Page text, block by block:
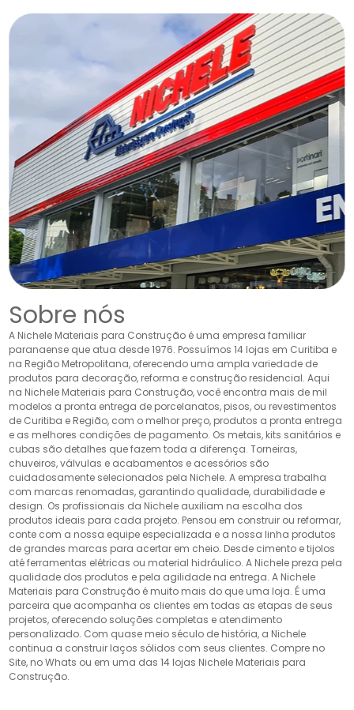
Sobre nós
A Nichele Materiais para Construção é uma empresa familiar
paranaense que atua desde 1976. Possuímos 14 lojas em Curitiba e
na Região Metropolitana, oferecendo uma ampla variedade de
produtos para decoração, reforma e construção residencial. Aqui
na Nichele Materiais para Construção, você encontra mais de mil
modelos a pronta entrega de porcelanatos, pisos, ou revestimentos
de Curitiba e Região, com o melhor preço, produtos a pronta entrega
e as melhores condições de pagamento. Os metais, kits sanitários e
cubas são detalhes que fazem toda a diferença. Torneiras,
chuveiros, válvulas e acabamentos e acessórios são
cuidadosamente selecionados pela Nichele. A empresa trabalha
com marcas renomadas, garantindo qualidade, durabilidade e
design. Os profissionais da Nichele auxiliam na escolha dos
produtos ideais para cada projeto. Pensou em construir ou reformar,
conte com a nossa equipe especializada e a nossa linha produtos
de grandes marcas para acertar em cheio. Desde cimento e tijolos
até ferramentas elétricas ou material hidráulico. A Nichele preza pela
qualidade dos produtos e pela agilidade na entrega. A Nichele
Materiais para Construção é muito mais do que uma loja. É uma
parceira que acompanha os clientes em todas as etapas de seus
projetos, oferecendo soluções completas e atendimento
personalizado. Com quase meio século de história, a Nichele
continua a construir laços sólidos com seus clientes. Compre no
Site, no Whats ou em uma das 14 lojas Nichele Materiais para
Construção.